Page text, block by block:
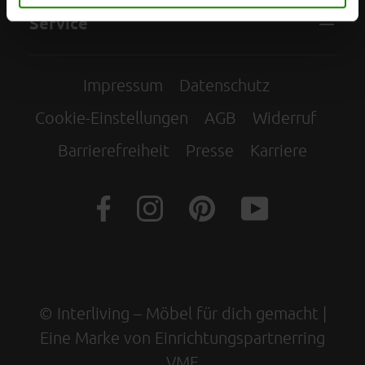
Service
Impressum
Datenschutz
Cookie-Einstellungen
AGB
Widerruf
Barrierefreiheit
Presse Karriere
© Interliving – Möbel für dich gemacht |
Eine Marke von Einrichtungspartnerring